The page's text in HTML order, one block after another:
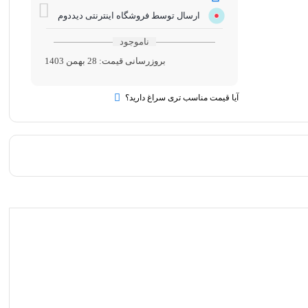
ارسال توسط فروشگاه اینترنتی دیددوم
ناموجود
بروزرسانی قیمت: 28 بهمن 1403
آیا قیمت مناسب تری سراغ دارید؟